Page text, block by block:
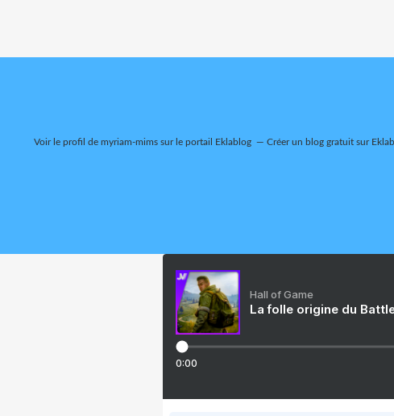
Voir le profil de myriam-mims sur le portail Eklablog Créer un blog gratuit sur
Hall of Game
La folle origine du
0:00